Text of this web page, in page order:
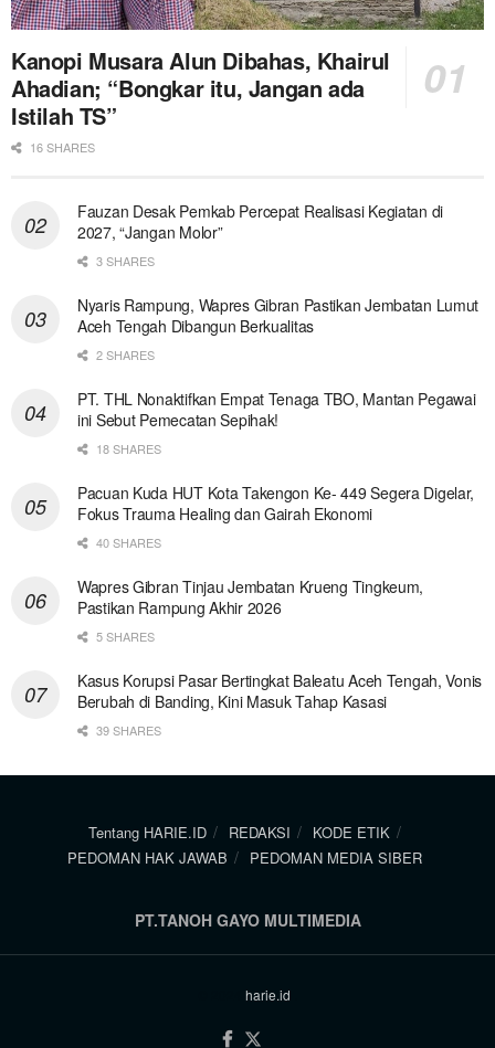
Kanopi Musara Alun Dibahas, Khairul
Ahadian; “Bongkar itu, Jangan ada
Istilah TS”
16 SHARES
Fauzan Desak Pemkab Percepat Realisasi Kegiatan di
2027, “Jangan Molor”
3 SHARES
Nyaris Rampung, Wapres Gibran Pastikan Jembatan Lumut
Aceh Tengah Dibangun Berkualitas
2 SHARES
PT. THL Nonaktifkan Empat Tenaga TBO, Mantan Pegawai
ini Sebut Pemecatan Sepihak!
18 SHARES
Pacuan Kuda HUT Kota Takengon Ke- 449 Segera Digelar,
Fokus Trauma Healing dan Gairah Ekonomi
40 SHARES
Wapres Gibran Tinjau Jembatan Krueng Tingkeum,
Pastikan Rampung Akhir 2026
5 SHARES
Kasus Korupsi Pasar Bertingkat Baleatu Aceh Tengah, Vonis
Berubah di Banding, Kini Masuk Tahap Kasasi
39 SHARES
Tentang HARIE.ID REDAKSI
KODE ETIK
PEDOMAN HAK JAWAB
PEDOMAN MEDIA SIBER
PT.TANOH GAYO MULTIMEDIA
harie.id